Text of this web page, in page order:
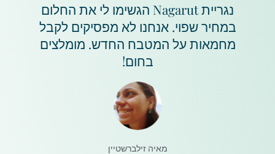
נגריית Nagarut הגשימו לי את החלום
במחיר שפוי. אנחנו לא מפסיקים לקבל
מחמאות על המטבח החדש. מומלצים
בחום!
מאיה זילברשטיין